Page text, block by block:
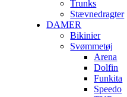
Trunks
Stævnedragter
DAMER
Bikinier
Svømmetøj
Arena
Dolfin
Funkita
Speedo